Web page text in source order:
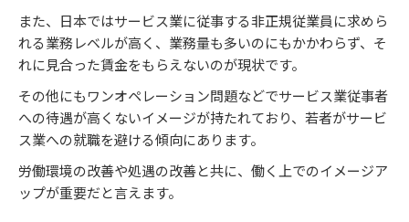
また、日本ではサービス業に従事する非正規従業員に求めら
れる業務レベルが高く、業務量も多いのにもかかわらず、そ
れに見合った賃金をもらえないのが現状です。
その他にもワンオペレーション問題などでサービス業従事者
への待遇が高くないイメージが持たれており、若者がサービ
ス業への就職を避ける傾向にあります。
労働環境の改善や処遇の改善と共に、働く上でのイメージア
ップが重要だと言えます。